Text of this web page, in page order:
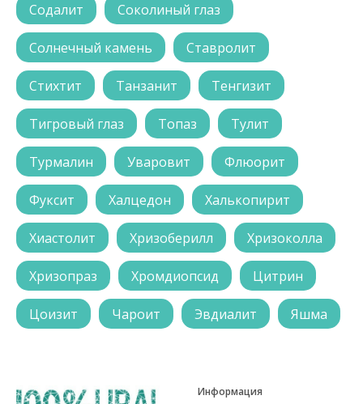
Содалит Соколиный глаз
Солнечный камень Ставролит
Стихтит Танзанит Тенгизит
Тигровый глаз Топаз Тулит
Турмалин Уваровит Флюорит
Фуксит Халцедон Халькопирит
Хиастолит Хризоберилл Хризоколла
Хризопраз Хромдиопсид Цитрин
Цоизит Чароит Эвдиалит Яшма
Информация